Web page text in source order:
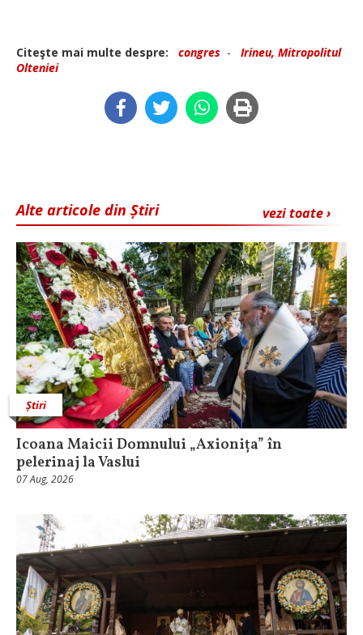
Citeşte mai multe despre: congres - Irineu, Mitropolitul
Olteniei
vezi toate ›
Alte articole din Știri
Știri
Icoana Maicii Domnului „Axionița” în
pelerinaj la Vaslui
07 Aug, 2026